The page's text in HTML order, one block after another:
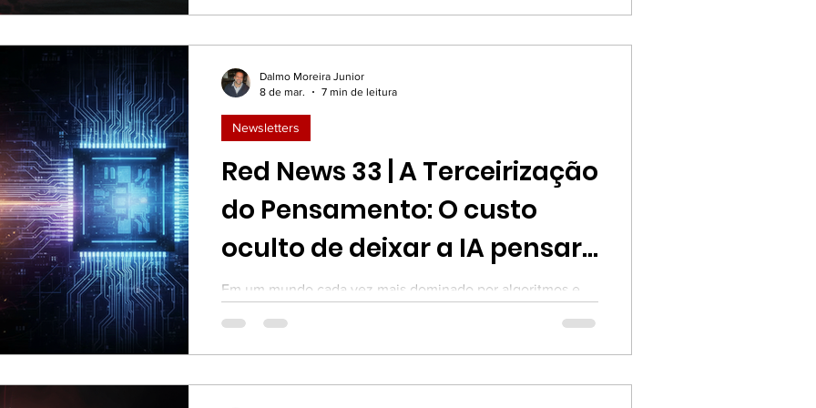
Quando uma cultura decide descartar a evidência
Red News 33 | A Terceirização
do Pensamento: O custo
oculto de deixar a IA pensar
por você
Em um mundo cada vez mais dominado por algoritmos e
nosso lugar? A IA promete otimização, eficiência e até
mesmo criatividade, mas será que estamos perdendo de
Newsletters
Dalmo Moreira Junior
8 de mar.
7 min de leitura